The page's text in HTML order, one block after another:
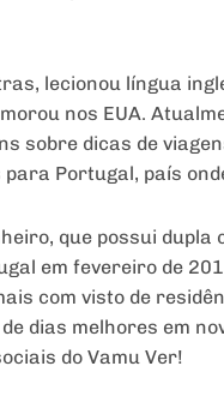
lecionou língua
nos EUA.
sobre dicas de
Portugal, país
que possui dupla
em fevereiro de
com visto de
dias melhores em
do Vamu Ver!